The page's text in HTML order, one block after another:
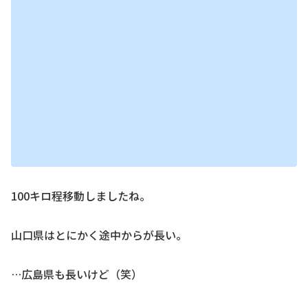
100キロ程移動しましたね。
山口県はとにかく途中からが長い。
…広島県も長いけど（笑）